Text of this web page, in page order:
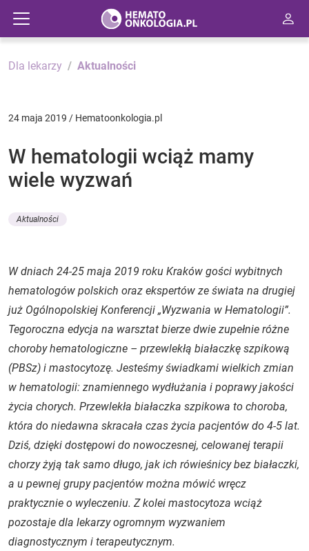
Dla lekarzy Aktualności
24 maja 2019 / Hematoonkologia.pl
W hematologii wciąż mamy
wiele wyzwań
Aktualności
W dniach 24-25 maja 2019 roku Kraków gości wybitnych
hematologów polskich oraz ekspertów ze świata na drugiej
już Ogólnopolskiej Konferencji „Wyzwania w Hematologii”.
Tegoroczna edycja na warsztat bierze dwie zupełnie różne
choroby hematologiczne – przewlekłą białaczkę szpikową
(PBSz) i mastocytozę. Jesteśmy świadkami wielkich zmian
w hematologii: znamiennego wydłużania i poprawy jakości
życia chorych. Przewlekła białaczka szpikowa to choroba,
która do niedawna skracała czas życia pacjentów do 4-5 lat.
Dziś, dzięki dostępowi do nowoczesnej, celowanej terapii
chorzy żyją tak samo długo, jak ich rówieśnicy bez białaczki,
a u pewnej grupy pacjentów można mówić wręcz
praktycznie o wyleczeniu. Z kolei mastocytoza wciąż
pozostaje dla lekarzy ogromnym wyzwaniem
diagnostycznym i terapeutycznym.